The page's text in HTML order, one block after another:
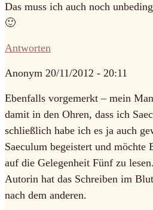
Das muss ich auch noch
🙂
Antworten
Anonym 20/11/2012 - 20:11
Ebenfalls vorgemerkt – mein
damit in den Ohren, dass ich
schließlich habe ich es ja auch
Saeculum begeistert und möchte
auf die Gelegenheit Fünf zu
Autorin hat das Schreiben im
nach dem anderen.